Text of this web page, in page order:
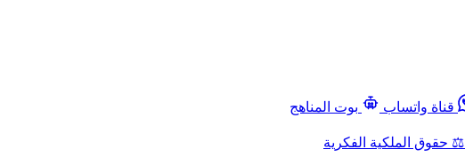
قناة واتساب
بوت المناهج
⚖️ حقوق الملكية الفكرية